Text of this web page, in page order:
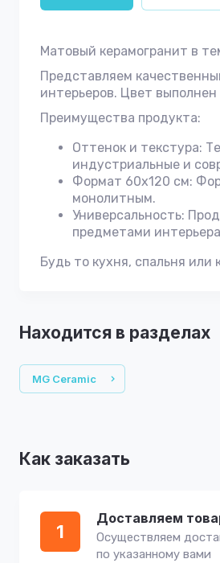
Матовый керамогранит в
Представляем
интерьеров. Цвет
Преимущества продукта:
Оттенок и текстура:
индустриальные и
Формат 60х120 см:
монолитным.
Универсальность:
предметами
Будь то кухня, спальня
Находится в разделах
MG Ceramic
Как заказать
1
Доставляем
Осуществляем
по указанному вами